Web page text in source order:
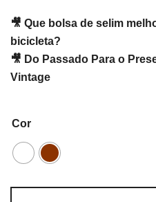
🎥 Que bolsa de selim
bicicleta?
🎥 Do Passado Para o
Vintage
Cor